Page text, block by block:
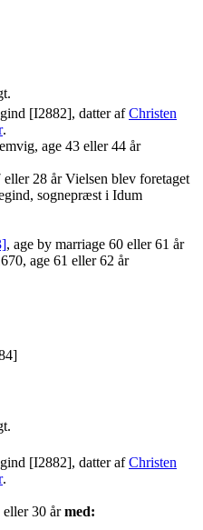
‎Anna Christensdatter Jegind‏‎ [I2882]‎, datter afChristen
‏.
age 43 eller 44 år
eller 28 årVielsen blev foretaget
sognepræst i Idum
, age by marriage 60 eller 61 år
age 61 eller 62 år
[I2884]‎
‎Anna Christensdatter Jegind‏‎ [I2882]‎, datter afChristen
‏.
30 årmed: